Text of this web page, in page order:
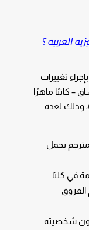
العربيه ؟
تغييرات
– كاتبًا ماهرًا
وذلك لعدة
مترجم يحمل
في كلتا
شخصيته